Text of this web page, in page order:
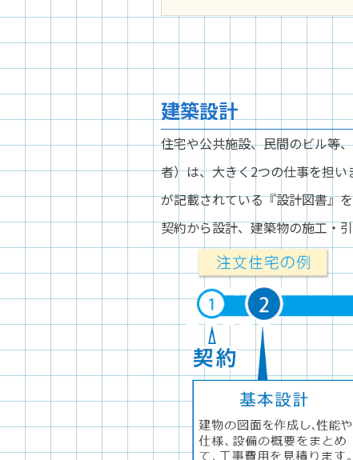
建築設計
住宅や公共施設、民間のビル等
者）は、大きく2つの仕事を担
が記載されている『設計図書』
契約から設計、建築物の施工・